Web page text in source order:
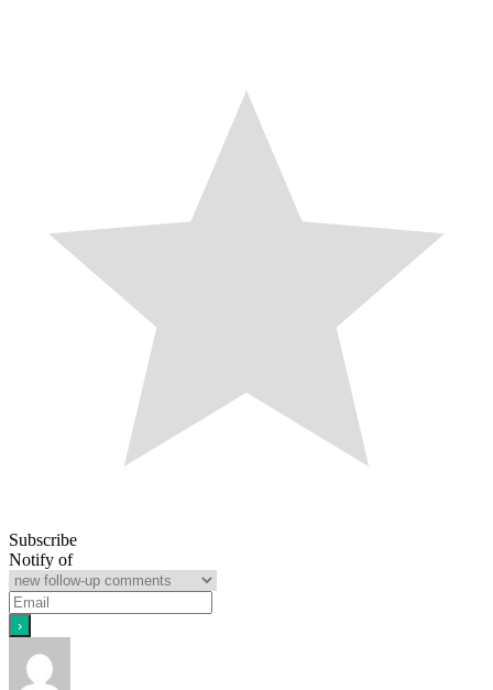
Subscribe
Notify of